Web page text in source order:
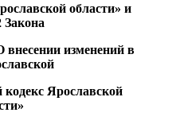
области» и
Закона
внесении изменений в
Ярославской